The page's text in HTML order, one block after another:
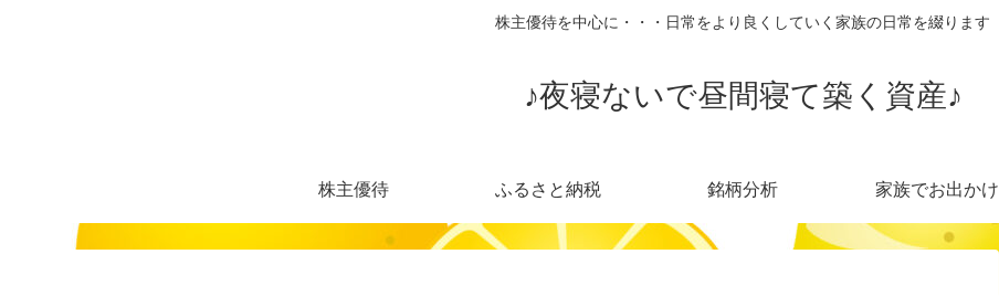
株主優待を中心に・・・日常をより良くしていく家族の日常を綴ります
♪夜寝ないで昼間寝て築く資産♪
株主優待 ふるさと納税 銘柄分析 家族でお出かけ